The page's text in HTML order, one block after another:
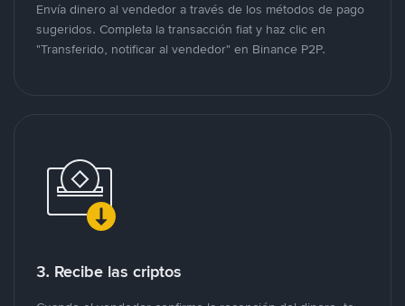
Envía dinero al vendedor a través de los métodos de pago
sugeridos. Completa la transacción fiat y haz clic en
"Transferido, notificar al vendedor" en Binance P2P.
3. Recibe las criptos